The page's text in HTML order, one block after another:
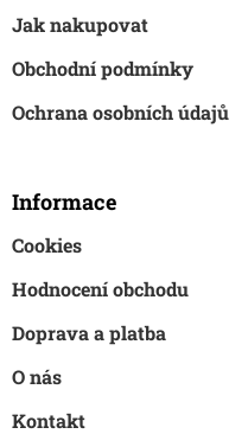
Jak nakupovat
Obchodní podmínky
Ochrana osobních údajů
Informace
Cookies
Hodnocení obchodu
Doprava a platba
O nás
Kontakt